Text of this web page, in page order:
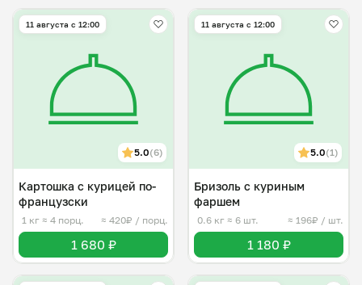
11 августа с 12:00
5.0(6)
Картошка с курицей по-
французски
1 кг ≈ 4 порц. ≈ 420₽ / порц.
1 680 ₽
11 августа с 12:00
5.0(1)
Бризоль с куриным
фаршем
0.6 кг ≈ 6 шт. ≈ 196₽ / шт.
1 180 ₽